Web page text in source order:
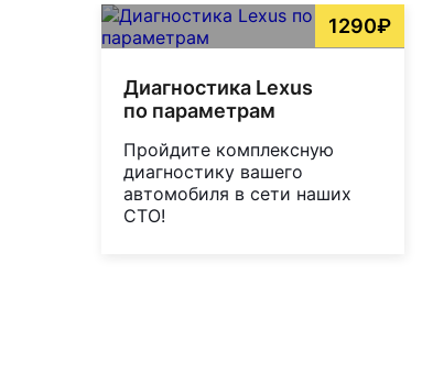
1290₽
Диагностика Lexus
по параметрам
Пройдите комплексную
диагностику вашего
автомобиля в сети наших
СТО!